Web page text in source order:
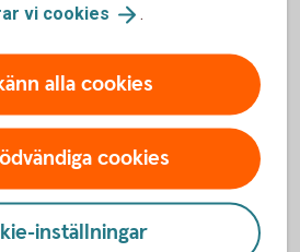
innehåll behöver du först
för Funktioner, prestanda
vi cookies .
alla cookies
cookies
inställningar